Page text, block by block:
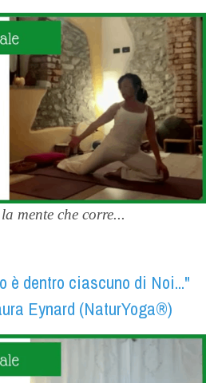
mente che corre...
è dentro ciascuno di Noi..."
Eynard (NaturYoga®)